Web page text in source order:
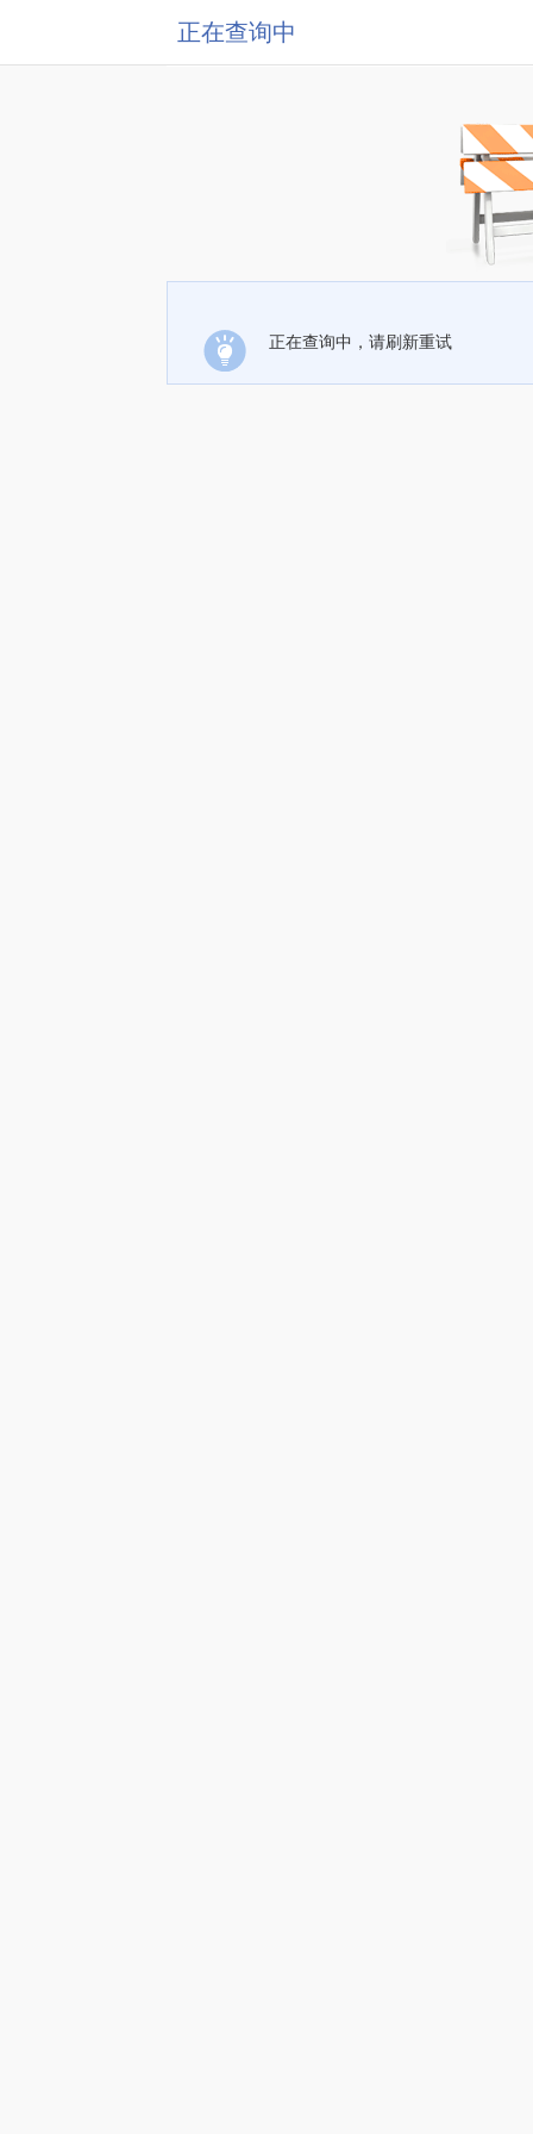
正在查询中
正在查询中，请刷新重试